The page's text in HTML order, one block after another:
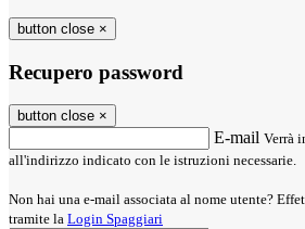
button close ×
Recupero password
button close ×
E-mail Verrà
all'indirizzo indicato con le istruzioni necessarie.
Non hai una e-mail associata al nome utente?
tramite la Login Spaggiari